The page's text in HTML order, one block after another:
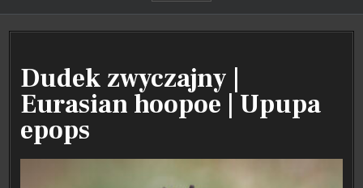
Dudek zwyczajny |
Eurasian hoopoe | Upupa
epops